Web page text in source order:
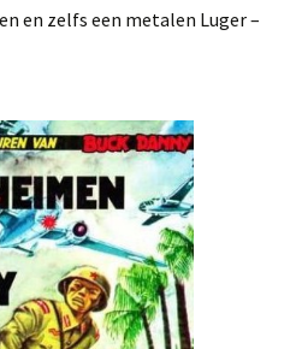
en zelfs een metalen Luger –